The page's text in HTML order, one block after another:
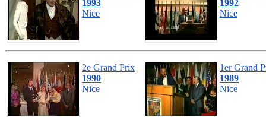
1993
Nice
1992
Nice
2e Grand Prix
1990
Nice
1er Grand
1989
Nice